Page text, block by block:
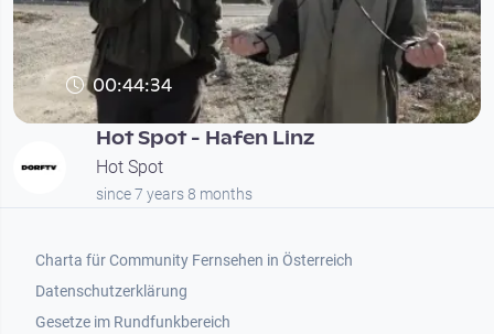
00:44:34
Hot Spot - Hafen Linz
Hot Spot
since 7 years 8 months
Footer 1
Charta für Community Fernsehen in Österreich
Datenschutzerklärung
Gesetze im Rundfunkbereich